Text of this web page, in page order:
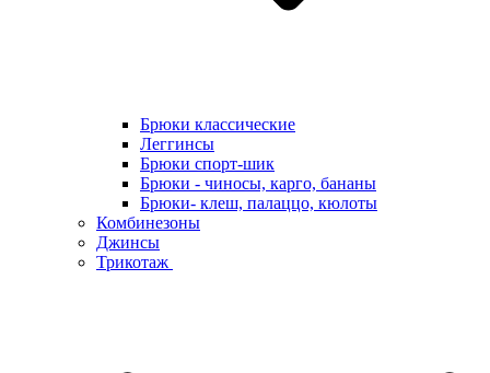
Брюки классические
Леггинсы
Брюки спорт-шик
Брюки - чиносы, карго, бананы
Брюки- клеш, палаццо, кюлоты
Комбинезоны
Джинсы
Трикотаж